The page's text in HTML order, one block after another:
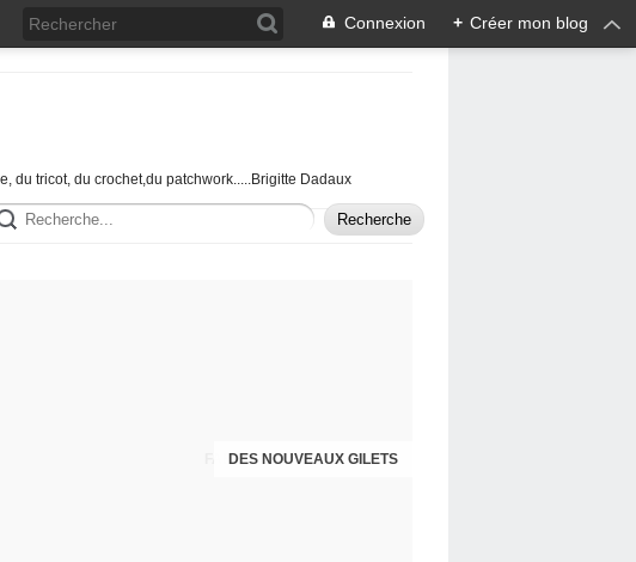
Connexion + Créer mon blog
du tricot, du crochet,du patchwork.....Brigitte Dadaux
DES NOUVEAUX GILETS